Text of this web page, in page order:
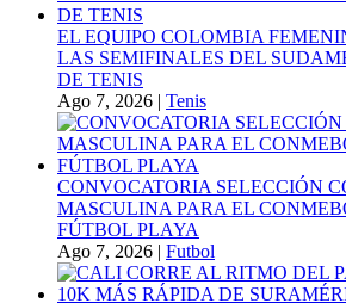
EL EQUIPO COLOMBIA
LAS SEMIFINALES DEL
DE TENIS
Ago 7, 2026 | Tenis
CONVOCATORIA SELECCIÓN
MASCULINA PARA EL
FÚTBOL PLAYA
Ago 7, 2026 | Futbol